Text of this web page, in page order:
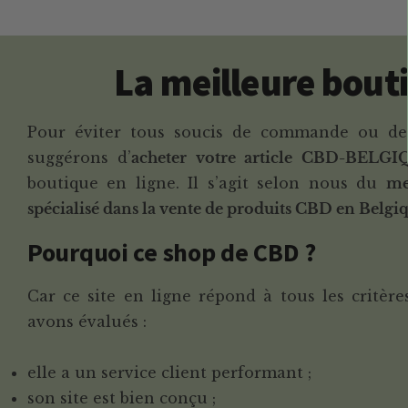
La meilleure
Pour éviter tous soucis de commande ou
suggérons d’acheter votre article CBD-
boutique en ligne. Il s’agit selon nous du
spécialisé dans la vente de produits CBD en
Pourquoi ce shop de CBD ?
Car ce site en ligne répond à tous les
avons évalués :
elle a un service client performant ;
son site est bien conçu ;